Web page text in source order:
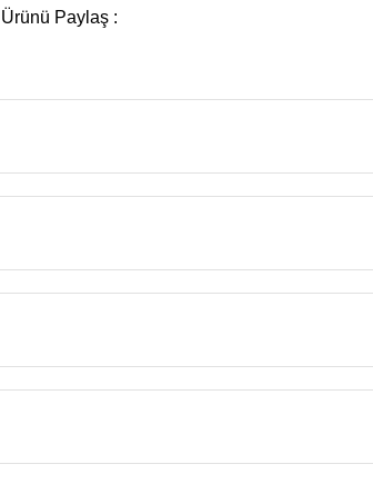
Ürünü Paylaş :